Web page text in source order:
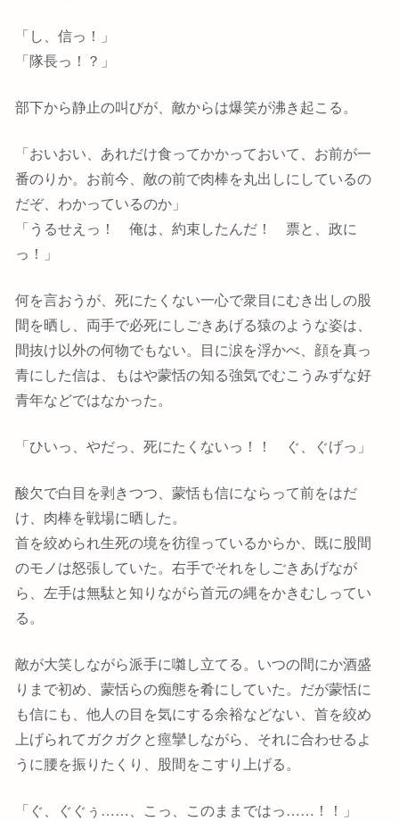
「し、信っ！」
「隊長っ！？」
部下から静止の叫びが、敵からは爆笑が沸き起こる。
「おいおい、あれだけ食ってかかっておいて、お前が一
番のりか。お前今、敵の前で肉棒を丸出しにしているの
だぞ、わかっているのか」
「うるせえっ！ 俺は、約束したんだ！ 票と、政に
っ！」
何を言おうが、死にたくない一心で衆目にむき出しの股
間を晒し、両手で必死にしごきあげる猿のような姿は、
間抜け以外の何物でもない。目に涙を浮かべ、顔を真っ
青にした信は、もはや蒙恬の知る強気でむこうみずな好
青年などではなかった。
「ひいっ、やだっ、死にたくないっ！！ ぐ、ぐげっ」
酸欠で白目を剥きつつ、蒙恬も信にならって前をはだ
け、肉棒を戦場に晒した。
首を絞められ生死の境を彷徨っているからか、既に股間
のモノは怒張していた。右手でそれをしごきあげなが
ら、左手は無駄と知りながら首元の縄をかきむしってい
る。
敵が大笑しながら派手に囃し立てる。いつの間にか酒盛
りまで初め、蒙恬らの痴態を肴にしていた。だが蒙恬に
も信にも、他人の目を気にする余裕などない、首を絞め
上げられてガクガクと痙攣しながら、それに合わせるよ
うに腰を振りたくり、股間をこすり上げる。
「ぐ、ぐぐぅ……、こっ、このままではっ……！！」